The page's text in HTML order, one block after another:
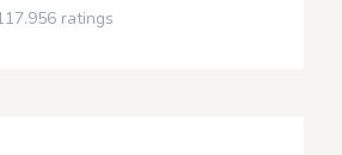
ratings